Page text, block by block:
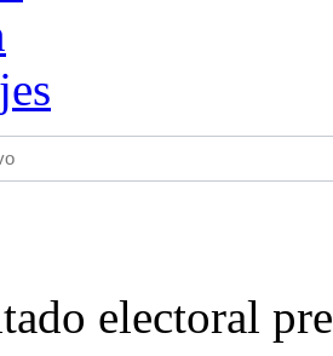
electoral